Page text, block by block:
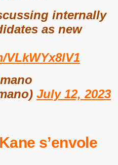
internally
as new
July 12, 2023
s’envole